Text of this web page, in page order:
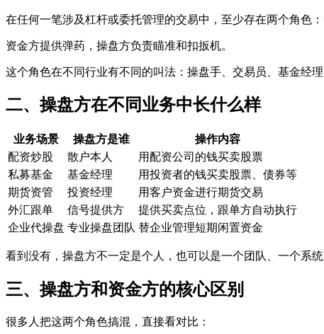
在任何一笔涉及杠杆或委托管理的交易中，至少存在两个角色
资金方提供弹药，操盘方负责瞄准和扣扳机。
这个角色在不同行业有不同的叫法：操盘手、交易员、基金经
二、操盘方在不同业务中长什么样
业务场景 操盘方是谁
操作内容
配资炒股
散户本人
用配资公司的钱买卖股票
私募基金
基金经理
用投资者的钱买卖股票、债券等
期货资管
投资经理
用客户资金进行期货交易
外汇跟单
信号提供方
提供买卖点位，跟单方自动执行
企业代操盘 专业操盘团队 替企业管理短期闲置资金
看到没有，操盘方不一定是个人，也可以是一个团队、一个系
三、操盘方和资金方的核心区别
很多人把这两个角色搞混，直接看对比：